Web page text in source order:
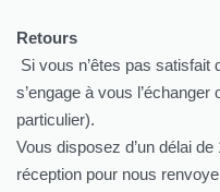
Retours
Si vous n’êtes pas satisfait
s’engage à vous
particulier).
Vous disposez d’un délai
réception pour nous